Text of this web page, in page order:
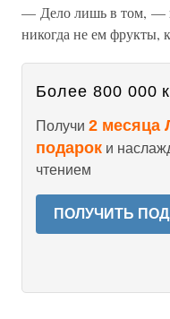
— Дело лишь в том, —
никогда не ем фрукты,
Более 800 000
Получи 2 месяца
подарок и
чтением
ПОЛУЧИТЬ